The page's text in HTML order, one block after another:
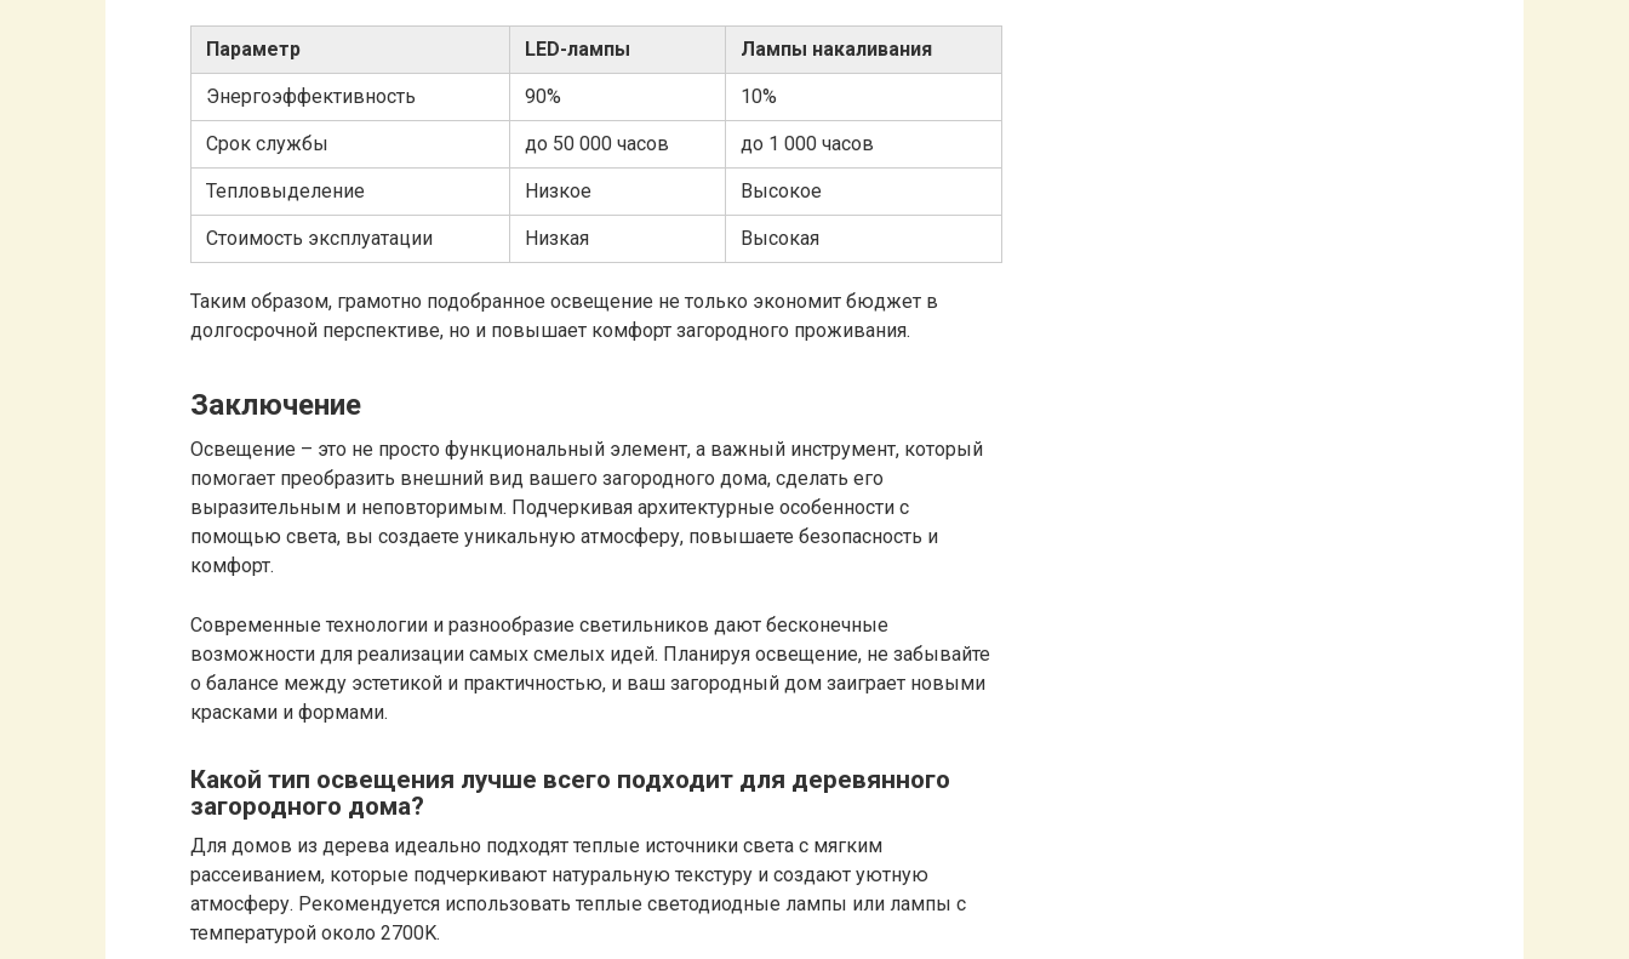
Параметр LED-лампы Лампы накаливания
Энергоэффективность 90% 10%
Срок службы до 50 000 часов до 1 000 часов
Тепловыделение Низкое Высокое
Стоимость эксплуатации Низкая Высокая
Таким образом, грамотно подобранное освещение не только экономит бюджет в
долгосрочной перспективе, но и повышает комфорт загородного проживания.
Заключение
Освещение – это не просто функциональный элемент, а важный инструмент, который
помогает преобразить внешний вид вашего загородного дома, сделать его
выразительным и неповторимым. Подчеркивая архитектурные особенности с
помощью света, вы создаете уникальную атмосферу, повышаете безопасность и
комфорт.
Современные технологии и разнообразие светильников дают бесконечные
возможности для реализации самых смелых идей. Планируя освещение, не забывайте
о балансе между эстетикой и практичностью, и ваш загородный дом заиграет новыми
красками и формами.
Какой тип освещения лучше всего подходит для деревянного
загородного дома?
Для домов из дерева идеально подходят теплые источники света с мягким
рассеиванием, которые подчеркивают натуральную текстуру и создают уютную
атмосферу. Рекомендуется использовать теплые светодиодные лампы или лампы с
температурой около 2700K.